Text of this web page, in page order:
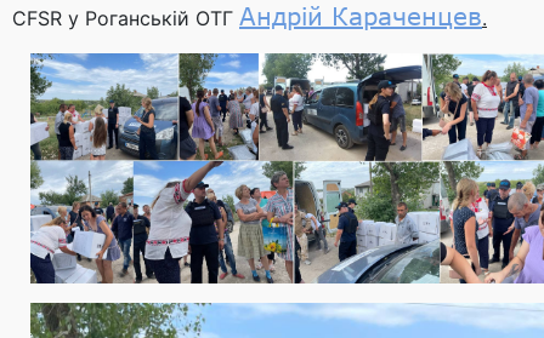
CFSR у Роганській ОТГ Андрій Караченцев.